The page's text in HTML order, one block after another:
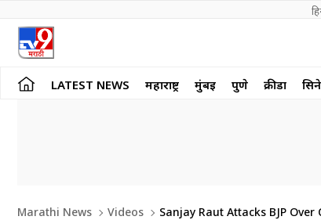
LATEST NEWS महाराष्ट्र मुंबई पुणे क्रीडा
Marathi News Videos Sanjay Raut Attacks BJP